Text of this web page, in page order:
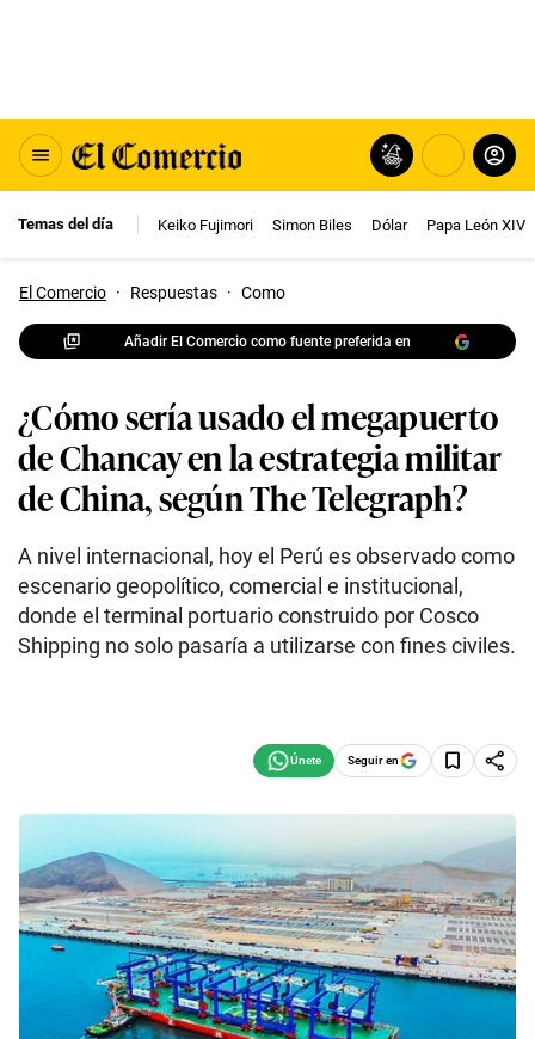
Temas del día Keiko Fujimori Simon Biles Dólar Papa León XIV
El Comercio · Respuestas · Como
Añadir El Comercio como fuente preferida en
¿Cómo sería usado el megapuerto
de Chancay en la estrategia militar
de China, según The Telegraph?
A nivel internacional, hoy el Perú es observado como
escenario geopolítico, comercial e institucional,
donde el terminal portuario construido por Cosco
Shipping no solo pasaría a utilizarse con fines civiles.
Seguir en